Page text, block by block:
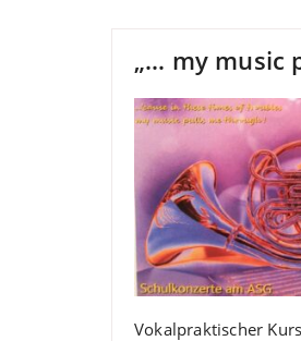
„… my music
Vokalpraktischer